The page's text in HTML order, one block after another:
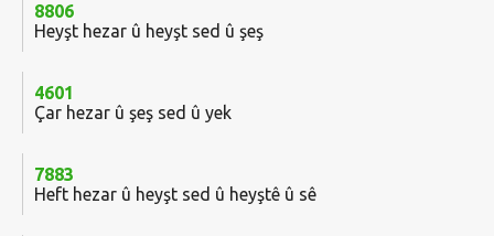
8806
Heyşt hezar û heyşt sed û şeş
4601
Çar hezar û şeş sed û yek
7883
Heft hezar û heyşt sed û heyştê û sê